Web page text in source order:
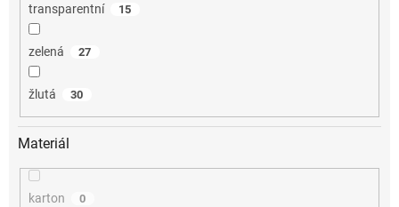
transparentní 15
zelená 27
žlutá 30
Materiál
karton 0